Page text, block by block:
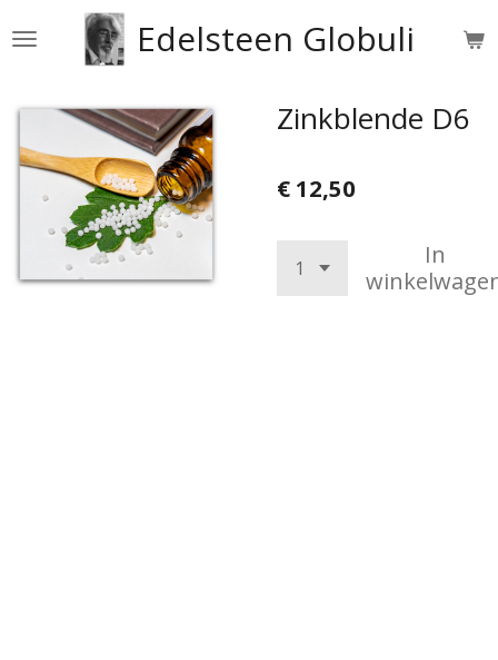
direct
de
hoofdinhoud
Edelsteen Globuli
Zinkblende D6
€ 12,50
In